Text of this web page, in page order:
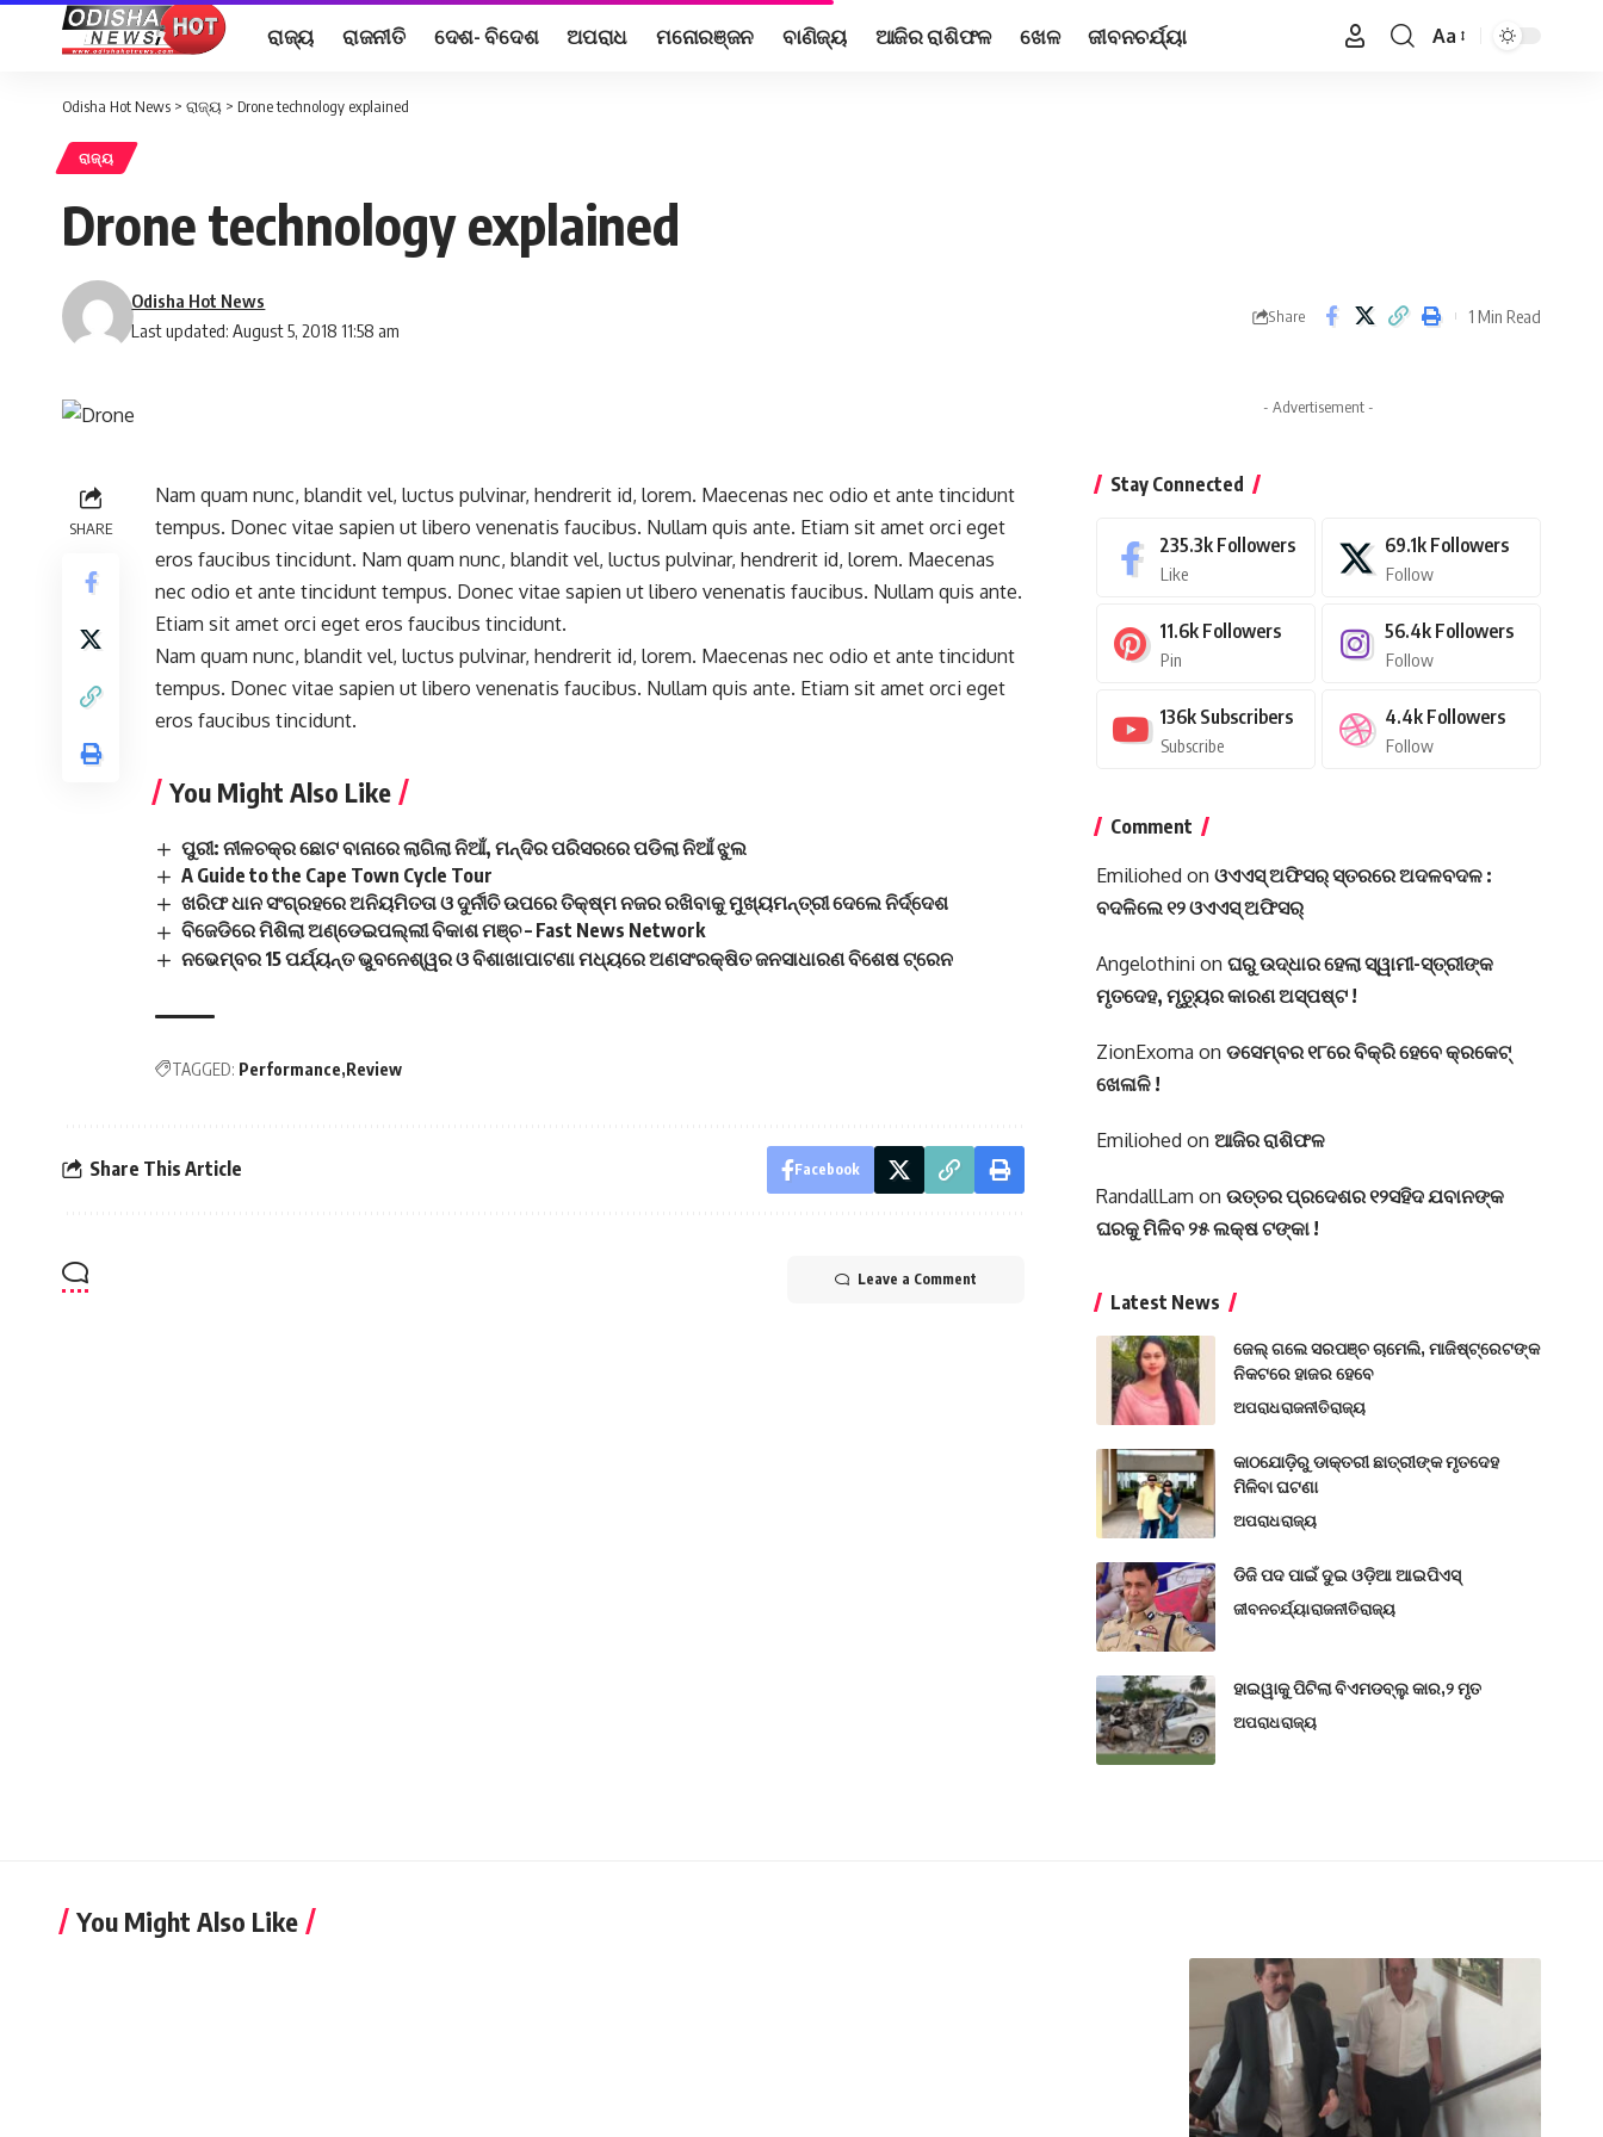
ରାଜ୍ୟ ରାଜନୀତି ଦେଶ- ବିଦେଶ ଅପରାଧ ମନୋରଞ୍ଜନ ବାଣିଜ୍ୟ ଆଜିର ରାଶିଫଳ ଖେଳ ଜୀବନଚର୍ଯ୍ୟା
Font
Aa
Odisha Hot News > ରାଜ୍ୟ > Drone technology explained
ରାଜ୍ୟ
Drone technology explained
Last updated: August 5, 2018 11:58 am
Odisha Hot News
Share 1 Min Read
SHARE
Nam quam nunc, blandit vel, luctus pulvinar, hendrerit id, lorem. Maecenas nec odio et ante tincidunt
tempus. Donec vitae sapien ut libero venenatis faucibus. Nullam quis ante. Etiam sit amet orci eget
eros faucibus tincidunt. Nam quam nunc, blandit vel, luctus pulvinar, hendrerit id, lorem. Maecenas
nec odio et ante tincidunt tempus. Donec vitae sapien ut libero venenatis faucibus. Nullam quis ante.
Etiam sit amet orci eget eros faucibus tincidunt.
Nam quam nunc, blandit vel, luctus pulvinar, hendrerit id, lorem. Maecenas nec odio et ante tincidunt
tempus. Donec vitae sapien ut libero venenatis faucibus. Nullam quis ante. Etiam sit amet orci eget
eros faucibus tincidunt.
You Might Also Like
ପୁରୀ: ନୀଳଚକ୍ର ଛୋଟ ବାନାରେ ଲାଗିଲା ନିଆଁ, ମନ୍ଦିର ପରିସରରେ ପଡିଲା ନିଆଁ ଝୁଲ
A Guide to the Cape Town Cycle Tour
ଖରିଫ ଧାନ ସଂଗ୍ରହରେ ଅନିୟମିତତା ଓ ଦୁର୍ନୀତି ଉପରେ ତିକ୍ଷ୍ମ ନଜର ରଖିବାକୁ ମୁଖ୍ୟମନ୍ତ୍ରୀ ଦେଲେ ନିର୍ଦ୍ଦେଶ
ବିଜେଡିରେ ମିଶିଲା ଅଣ୍ଡେଇପଲ୍ଲୀ ବିକାଶ ମଞ୍ଚ – Fast News Network
ନଭେମ୍ବର 15 ପର୍ଯ୍ୟନ୍ତ ଭୁବନେଶ୍ୱର ଓ ବିଶାଖାପାଟଣା ମଧ୍ୟରେ ଅଣସଂରକ୍ଷିତ ଜନସାଧାରଣ ବିଶେଷ ଟ୍ରେନ
TAGGED: Performance Review
Share This Article Facebook
Leave a Comment
- Advertisement -
Stay Connected
235.3k Followers
Like
69.1k Followers
Follow
11.6k Followers
Pin
56.4k Followers
Follow
136k Subscribers
Subscribe
4.4k Followers
Follow
Comment
Emiliohed on ଓଏଏସ୍‌ ଅଫିସର୍‌ ସ୍ତରରେ ଅଦଳବଦଳ :
ବଦଳିଲେ ୧୨ ଓଏଏସ୍‌ ଅଫିସର୍‌
Angelothini on ଘରୁ ଉଦ୍ଧାର ହେଲା ସ୍ୱାମୀ-ସ୍ତ୍ରୀଙ୍କ
ମୃତଦେହ, ମୃତ୍ୟୁର କାରଣ ଅସ୍ପଷ୍ଟ !
ZionExoma on ଡସେମ୍ବର ୧୮ରେ ବିକ୍ରି ହେବେ କ୍ରକେଟ୍
ଖେଳାଳି !
Emiliohed on ଆଜିର ରାଶିଫଳ
RandallLam on ଉତ୍ତର ପ୍ରଦେଶର ୧୨ସହିଦ ଯବାନଙ୍କ
ଘରକୁ ମିଳିବ ୨୫ ଲକ୍ଷ ଟଙ୍କା !
Latest News
ଜେଲ୍ ଗଲେ ସରପଞ୍ଚ ଚାମେଲି, ମାଜିଷ୍ଟ୍ରେଟଙ୍କ
ନିକଟରେ ହାଜର ହେବେ
ଅପରାଧରାଜନୀତିରାଜ୍ୟ
କାଠଯୋଡ଼ିରୁ ଡାକ୍ତରୀ ଛାତ୍ରୀଙ୍କ ମୃତଦେହ
ମିଳିବା ଘଟଣା
ଅପରାଧରାଜ୍ୟ
ଡିଜି ପଦ ପାଇଁ ଦୁଇ ଓଡ଼ିଆ ଆଇପିଏସ୍
ଜୀବନଚର୍ଯ୍ୟାରାଜନୀତିରାଜ୍ୟ
ହାଇୱାକୁ ପିଟିଲା ବିଏମଡବ୍ଲୁ କାର,୨ ମୃତ
ଅପରାଧରାଜ୍ୟ
You Might Also Like